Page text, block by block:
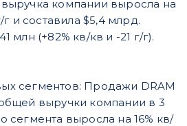
компании выросла на
г и составила $5,4 млрд.
млн (+82% кв/кв и -21 г/г).
сегментов: Продажи DRAM
выручки компании в 3
сегмента выросла на 16% кв/